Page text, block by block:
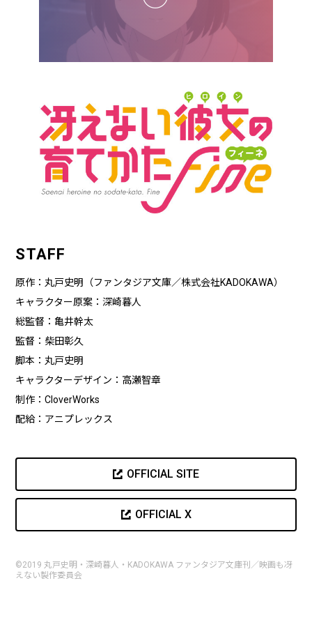
STAFF
原作：丸戸史明（ファンタジア文庫／株式会社KADOKAWA）
キャラクター原案：深崎暮人
総監督：亀井幹太
監督：柴田彰久
脚本：丸戸史明
キャラクターデザイン：高瀬智章
制作：CloverWorks
配給：アニプレックス
OFFICIAL SITE
OFFICIAL X
©2019 丸戸史明・深崎暮人・KADOKAWA ファンタジア文庫刊／映画も冴
えない製作委員会